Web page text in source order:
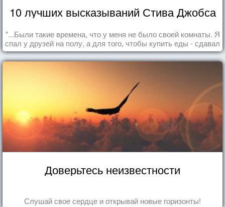
10 лучших высказываний Стива Джобса
"...Были такие времена, что у меня не было своей комнаты. Я
спал у друзей на полу, а для того, чтобы купить еды - сдавал
бутылки из под кока-колы"
Доверьтесь неизвестности
Слушай свое сердце и открывай новые горизонты!